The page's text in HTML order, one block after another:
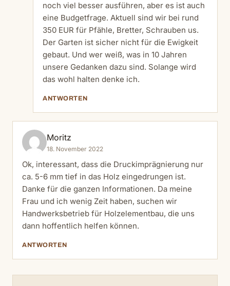
noch viel besser ausführen, aber es ist auch
eine Budgetfrage. Aktuell sind wir bei rund
350 EUR für Pfähle, Bretter, Schrauben us.
Der Garten ist sicher nicht für die Ewigkeit
gebaut. Und wer weiß, was in 10 Jahren
unsere Gedanken dazu sind. Solange wird
das wohl halten denke ich.
ANTWORTEN
Moritz
18. November 2022
Ok, interessant, dass die Druckimprägnierung nur
ca. 5-6 mm tief in das Holz eingedrungen ist.
Danke für die ganzen Informationen. Da meine
Frau und ich wenig Zeit haben, suchen wir
Handwerksbetrieb für Holzelementbau, die uns
dann hoffentlich helfen können.
ANTWORTEN